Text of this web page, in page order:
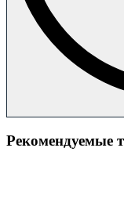
Рекомендуемые